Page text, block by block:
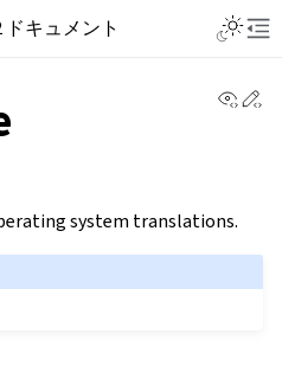
ドキュメント
system translations.